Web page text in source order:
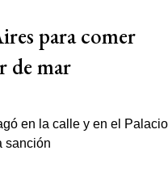
para comer
de mar